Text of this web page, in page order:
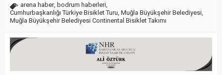
arena haber, bodrum haberleri
Cumhurbaşkanlığı Türkiye Bisiklet Turu Muğla Büyükşehir Belediyesi
Muğla Büyükşehir Belediyesi Continental Bisiklet Takımı